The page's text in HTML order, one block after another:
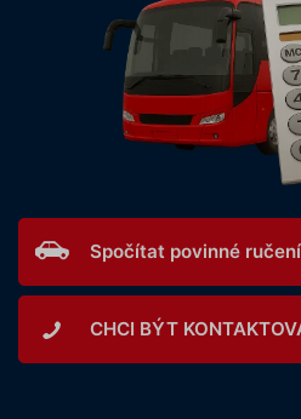
Spočítat povinné
CHCI BÝT